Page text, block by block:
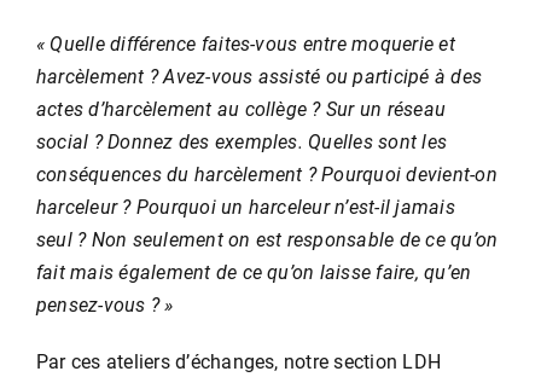
« Quelle différence faites-vous entre moquerie et
harcèlement ? Avez-vous assisté ou participé à des
actes d’harcèlement au collège ? Sur un réseau
social ? Donnez des exemples. Quelles sont les
conséquences du harcèlement ? Pourquoi devient-on
harceleur ? Pourquoi un harceleur n’est-il jamais
seul ? Non seulement on est responsable de ce qu’on
fait mais également de ce qu’on laisse faire, qu’en
pensez-vous ? »
Par ces ateliers d’échanges, notre section LDH